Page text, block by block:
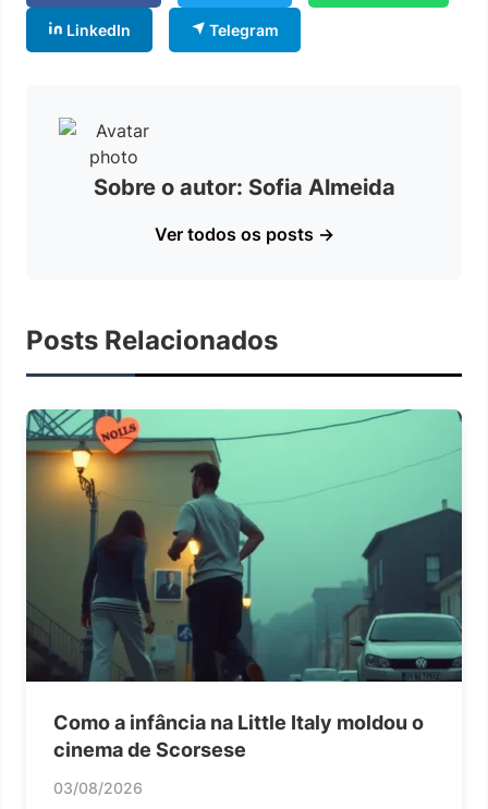
LinkedIn Telegram
Sobre o autor: Sofia Almeida
Ver todos os posts →
Posts Relacionados
Como a infância na Little Italy moldou o
cinema de Scorsese
03/08/2026